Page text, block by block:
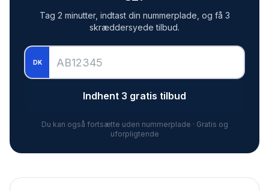
Tag 2 minutter, indtast din nummerplade, og få 3
skræddersyede tilbud.
DK
Indhent 3 gratis tilbud
Du kan også fortsætte uden nummerplade · Gratis og
uforpligtende